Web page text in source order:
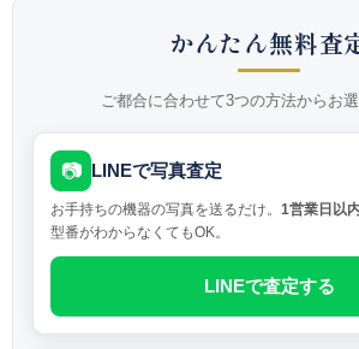
かんたん無料査
ご都合に合わせて3つの方法からお
📷 LINEで写真査定
お手持ちの機器の写真を送るだけ。 1営業日以
型番がわからなくてもOK。
LINEで査定する